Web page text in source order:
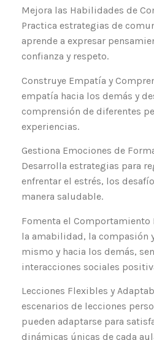
Mejora las Habilidades de
Practica estrategias de
aprende a expresar
confianza y respeto.
Construye Empatía y
empatía hacia los demás y
comprensión de diferentes
experiencias.
Gestiona Emociones de
Desarrolla estrategias para
enfrentar el estrés, los
manera saludable.
Fomenta el Comportamiento
la amabilidad, la compasión
mismo y hacia los demás,
interacciones sociales
Lecciones Flexibles y
escenarios de lecciones
pueden adaptarse para
dinámicas únicas de cada